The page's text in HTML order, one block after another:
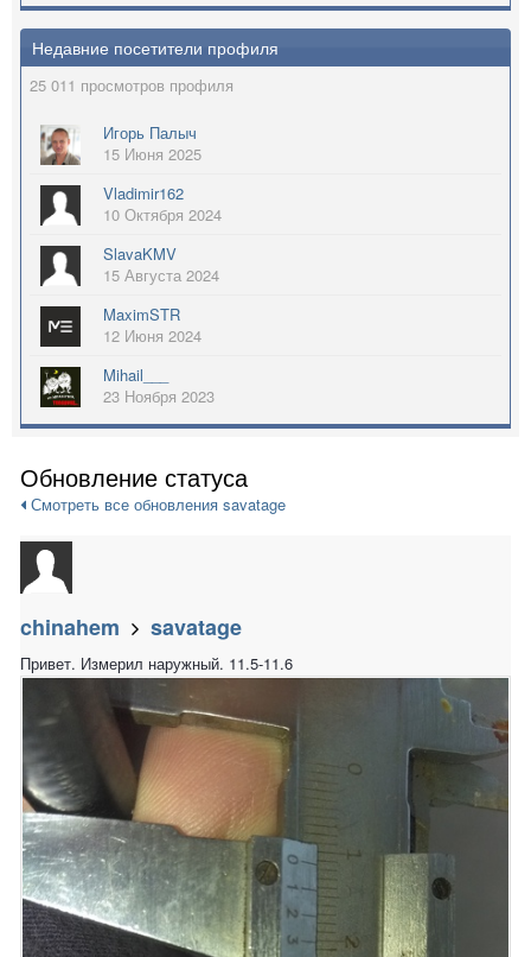
Недавние посетители профиля
25 011 просмотров профиля
Игорь Палыч
15 Июня 2025
Vladimir162
10 Октября 2024
SlavaKMV
15 Августа 2024
MaximSTR
12 Июня 2024
Mihail___
23 Ноября 2023
Обновление статуса
Смотреть все обновления savatage
chinahem savatage
Привет. Измерил наружный. 11.5-11.6